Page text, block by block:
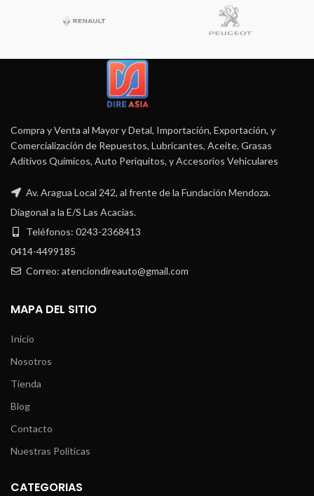
Compra y Venta al Mayor y Detal, Importación, Exportación, y
Comercialización de Repuestos, Lubricantes, Aceite, Grasas
Aditivos Químicos, Auto Periquitos, y Accesorios Vehiculares
Av. Aragua Local 242, al frente de la Fundación Mendoza.
Diagonal a la E/S Las Acacias.
Teléfonos: 0243-2368413
0414-4499185
Correo: atenciondireauto@gmail.com
MAPA DEL SITIO
Inicio
Nosotros
Tienda
Blog
Contacto
Nuestras Políticas
CATEGORIAS